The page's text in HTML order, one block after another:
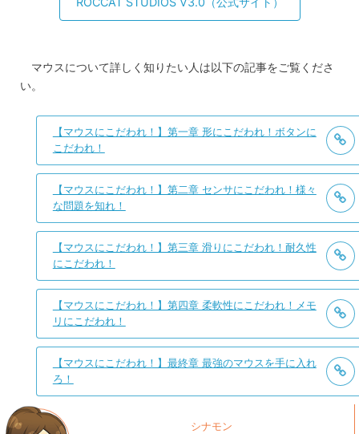
マウスについて詳しく知りたい人は以下の記事をご覧くださ
い。
【マウスにこだわれ！】第一章 形にこだわれ！ボタンに
こだわれ！
【マウスにこだわれ！】第二章 センサにこだわれ！様々
な問題を知れ！
【マウスにこだわれ！】第三章 滑りにこだわれ！耐久性
にこだわれ！
【マウスにこだわれ！】第四章 柔軟性にこだわれ！メモ
リにこだわれ！
【マウスにこだわれ！】最終章 最強のマウスを手に入れ
ろ！
シナモン